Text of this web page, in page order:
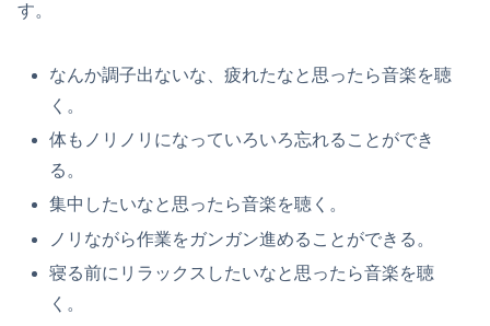
す。
なんか調子出ないな、疲れたなと思ったら音楽を聴
く。
体もノリノリになっていろいろ忘れることができ
る。
集中したいなと思ったら音楽を聴く。
ノリながら作業をガンガン進めることができる。
寝る前にリラックスしたいなと思ったら音楽を聴
く。